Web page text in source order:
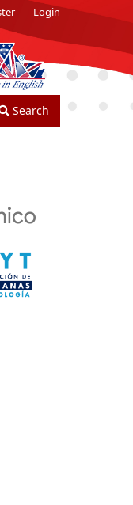
Search
Login